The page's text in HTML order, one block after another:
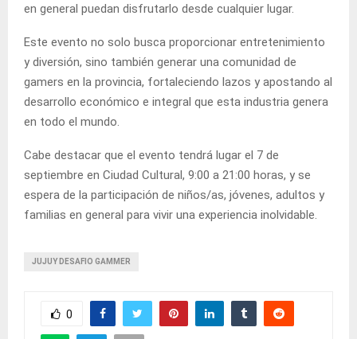
en general puedan disfrutarlo desde cualquier lugar.
Este evento no solo busca proporcionar entretenimiento
y diversión, sino también generar una comunidad de
gamers en la provincia, fortaleciendo lazos y apostando al
desarrollo económico e integral que esta industria genera
en todo el mundo.
Cabe destacar que el evento tendrá lugar el 7 de
septiembre en Ciudad Cultural, 9:00 a 21:00 horas, y se
espera de la participación de niños/as, jóvenes, adultos y
familias en general para vivir una experiencia inolvidable.
JUJUY DESAFIO GAMMER
0